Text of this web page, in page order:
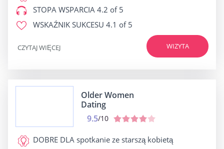
STOPA WSPARCIA 4.2 of 5
WSKAŹNIK SUKCESU 4.1 of 5
WIZYTA
CZYTAJ WIĘCEJ
Older Women
Dating
9.5/10
DOBRE DLA spotkanie ze starszą kobietą